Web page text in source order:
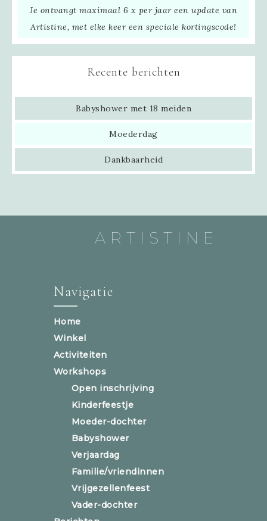
Je ontvangt maximaal 6 x per jaar een update van
Artistine, met elke keer een speciale kortingscode!
Recente berichten
Babyshower met 18 meiden
Moederdag
Dankbaarheid
ARTISTINE
Navigatie
Home
Winkel
Activiteiten
Workshops
Open inschrijving
Kinderfeestje
Moeder-dochter
Babyshower
Verjaardag
Familie/vriendinnen
Vrijgezellenfeest
Vader-dochter